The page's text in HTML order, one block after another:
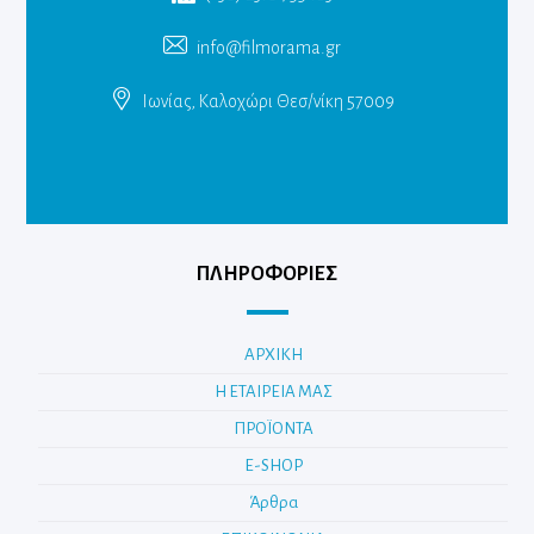
info@filmorama.gr
Ιωνίας, Καλοχώρι Θεσ/νίκη 57009
ΠΛΗΡΟΦΟΡΙΕΣ
ΑΡΧΙΚΗ
Η ΕΤΑΙΡΕΙΑ ΜΑΣ
ΠΡΟΪΟΝΤΑ
E-SHOP
Άρθρα